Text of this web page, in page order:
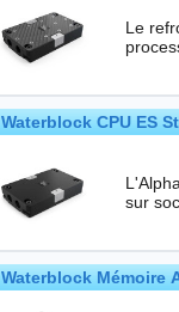
Le
Waterblock CPU ES
sur
Waterblock Mémoire